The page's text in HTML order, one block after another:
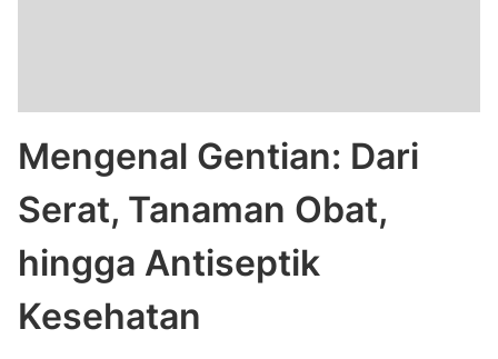
Mengenal Gentian: Dari
Serat, Tanaman Obat,
hingga Antiseptik
Kesehatan